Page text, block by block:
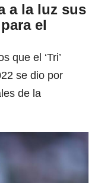
a la luz sus
el
que el ‘Tri’
se dio por
de la